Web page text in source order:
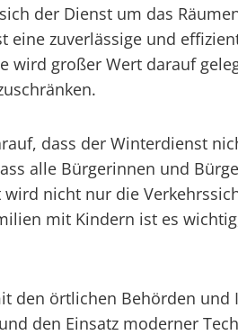
der Dienst um das
eine zuverlässige und
wird großer Wert darauf
dass der Winterdienst
alle Bürgerinnen und
nicht nur die
mit Kindern ist es
den örtlichen Behörden
den Einsatz moderner